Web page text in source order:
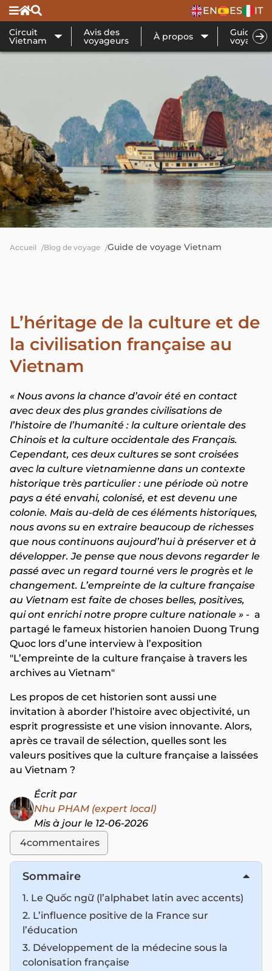
EN ES IT
Circuit
Vietnam
Avis des
voyageurs À propos Guide de
voyage
Accueil Blog de voyage Guide de voyage Vietnam
L’héritage de la culture et de
la civilisation française au
Vietnam
« Nous avons la chance d’avoir été en contact
avec deux des plus grandes civilisations de
l’histoire de l’humanité : la culture orientale des
Chinois et la culture occidentale des Français.
Cependant, ces deux cultures se sont croisées
avec la culture vietnamienne dans un contexte
historique très particulier : une période où notre
pays a été envahi, colonisé, et est devenu une
colonie. Mais au-delà de ces éléments historiques,
nous avons su en extraire beaucoup de richesses
que nous continuons aujourd’hui à préserver et à
développer. Je pense que nous devons regarder le
passé avec un regard tourné vers le progrès et le
changement. L’empreinte de la culture française
au Vietnam est faite de choses belles, positives,
qui ont enrichi notre propre culture nationale » - a
partagé le fameux historien hanoien Duong Trung
Quoc lors d’une interview à l’exposition
"L’empreinte de la culture française à travers les
archives au Vietnam"
Les propos de cet historien sont aussi une
invitation à aborder l’histoire avec objectivité, un
esprit progressiste et une vision innovante. Alors,
après ce travail de sélection, quelles sont les
valeurs positives que la culture française a laissées
au Vietnam ?
Écrit par
Nhu PHAM (expert local)
Mis à jour le 12-06-2026
4commentaires
Sommaire
1. Le Quốc ngữ (l’alphabet latin avec accents)
2. L’influence positive de la France sur
l’éducation
3. Développement de la médecine sous la
colonisation française